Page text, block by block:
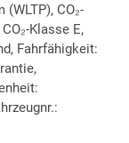
CO₂-
Klasse E,
Fahrfähigkeit: